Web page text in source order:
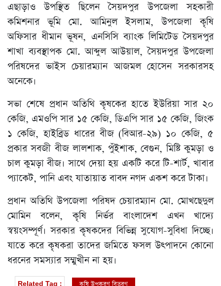
এছাড়াও উপস্থিত ছিলেন সৈয়দপুর উপজেলা সহকারী
কমিশনার ভূমি মো. আমিনুল ইসলাম, উপজেলা কৃষি
অফিসার ধীমান ভূষন, এনসিসি ব্যাংক লিমিটেড সৈয়দপুর
শাখা ব্যবস্থাপক মো. আব্দুল আউয়াল, সৈয়দপুর উপজেলা
পরিষদের ভাইস চেয়ারম্যান আজমল হোসেন সরকারসহ
অনেকে।
সভা শেষে প্রধান অতিথি কৃষকের হাতে ইউরিয়া সার ২০
কেজি, এমওপি সার ১৫ কেজি, ডিএপি সার ১৫ কেজি, জিংক
১ কেজি, হাইব্রিড ধারের বীজ (বিআর-২৯) ১০ কেজি, ৫
প্রকার সবজী বীজ লালশাক, পুঁইশাক, বেগুন, মিষ্টি কুমড়া ও
চাল কুমড়া বীজ। সাথে দেয়া হয় একটি করে টি-শার্ট, খাবার
প্যাকেট, পানি এবং যাতায়াত বাবদ নগদ একশ করে টাকা।
প্রধান অতিথি উপজেলা পরিষদ চেয়ারম্যান মো. মোখছেদুল
মোমিন বলেন, কৃষি নির্ভর বাংলাদেশ এখন খাদ্যে
স্বয়ংসম্পূর্ণ। সরকার কৃষকদের বিভিন্ন সুযোগ-সুবিধা দিচ্ছে।
যাতে করে কৃষকরা তাদের জমিতে ফসল উৎপাদনে কোনো
ধরনের সমস্যার সম্মুখীন না হয়।
Related Tag : কৃষি উপকরণ বিতরণ